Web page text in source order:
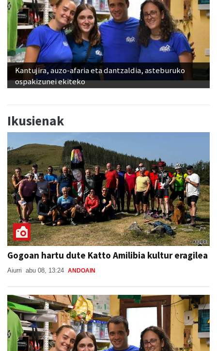
Kantujira, auzo-afaria eta dantzaldia, asteburuko
ospakizunei ekiteko
Ikusienak
Gogoan hartu dute Katto Amilibia kultur eragilea
Aiurri abu 08, 13:24 ANDOAIN